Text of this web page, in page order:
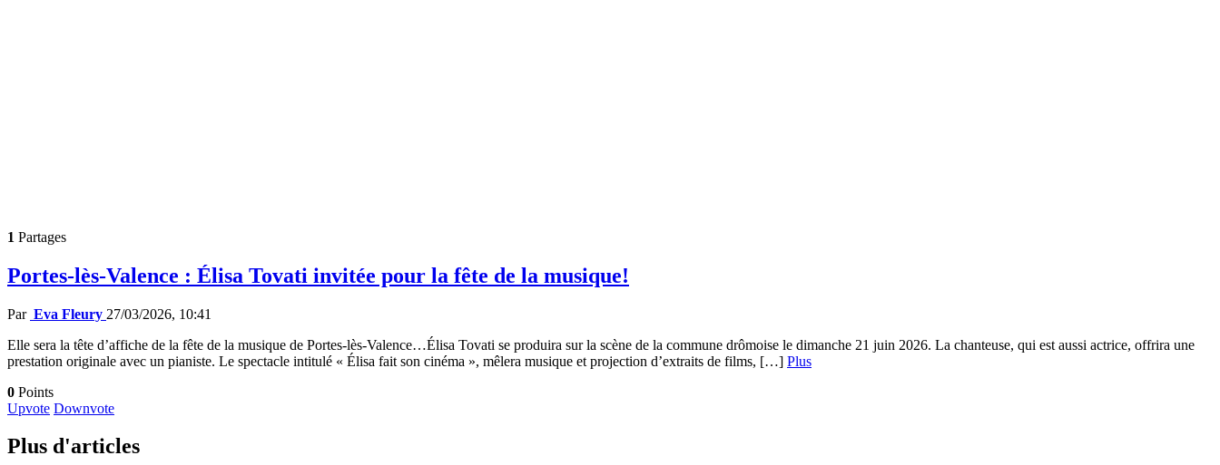
1 Partages
Portes-lès-Valence : Élisa Tovati invitée pour la fête de la musique!
Par Eva Fleury 27/03/2026, 10:41
Elle sera la tête d’affiche de la fête de la musique de Portes-lès-Valence…Élisa Tovati se produira sur la scène de la commune drômoise le dimanche 21 juin 2026. La chanteuse, qui est aussi actrice, offrira une
prestation originale avec un pianiste. Le spectacle intitulé « Élisa fait son cinéma », mêlera musique et projection d’extraits de films, […] Plus
0 Points
Upvote Downvote
Plus d'articles